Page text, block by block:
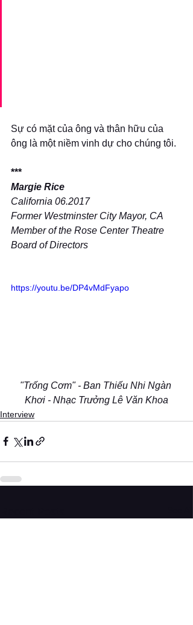
Sự có mặt của ông và thân hữu của
ông là một niềm vinh dự cho chúng tôi.
***
Margie Rice
California 06.2017
Former Westminster City Mayor, CA
Member of the Rose Center Theatre
Board of Directors
https://youtu.be/DP4vMdFyapo
"Trống Cơm" - Ban Thiếu Nhi Ngàn
Khơi - Nhạc Trưởng Lê Văn Khoa
Interview